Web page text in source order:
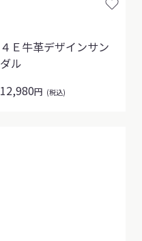
４Ｅ牛革デザインサン
ダル
12,980円 (税込)